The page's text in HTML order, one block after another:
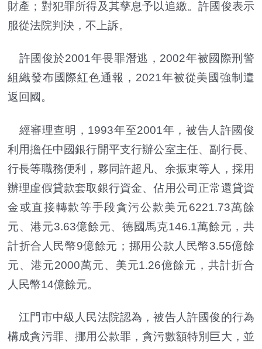
財產；對犯罪所得及其孳息予以追繳。許國俊表示
服從法院判決，不上訴。
許國俊於2001年畏罪潛逃，2002年被國際刑警
組織發布國際紅色通報，2021年被從美國強制遣
返回國。
經審理查明，1993年至2001年，被告人許國俊
利用擔任中國銀行開平支行辦公室主任、副行長、
行長等職務便利，夥同許超凡、余振東等人，採用
辦理虛假貸款套取銀行資金、佔用公司正常還貸資
金或直接轉款等手段貪污公款美元6221.73萬餘
元、港元3.63億餘元、德國馬克146.1萬餘元，共
計折合人民幣9億餘元；挪用公款人民幣3.55億餘
元、港元2000萬元、美元1.26億餘元，共計折合
人民幣14億餘元。
江門市中級人民法院認為，被告人許國俊的行為
構成貪污罪、挪用公款罪，貪污數額特別巨大，並